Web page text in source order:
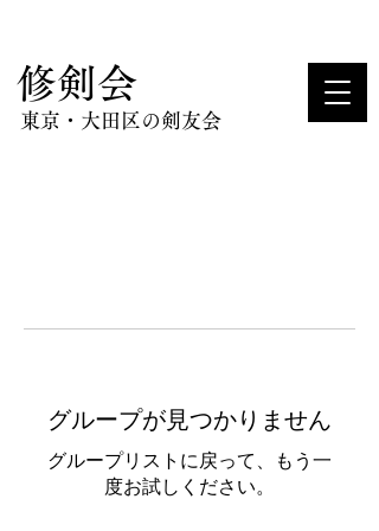
​修剣会
東京・大田区の剣友会
グループが見つかりません
グループリストに戻って、もう一
度お試しください。